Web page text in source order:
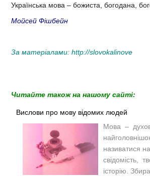
Українська мова – божиста, богодана,
Мойсей Фішбейн
За матеріалами: http://slovokalinove
Читайте також на нашому сайті:
Вислови про мову відомих людей
Мова –
називатися
свідомість,
історію.